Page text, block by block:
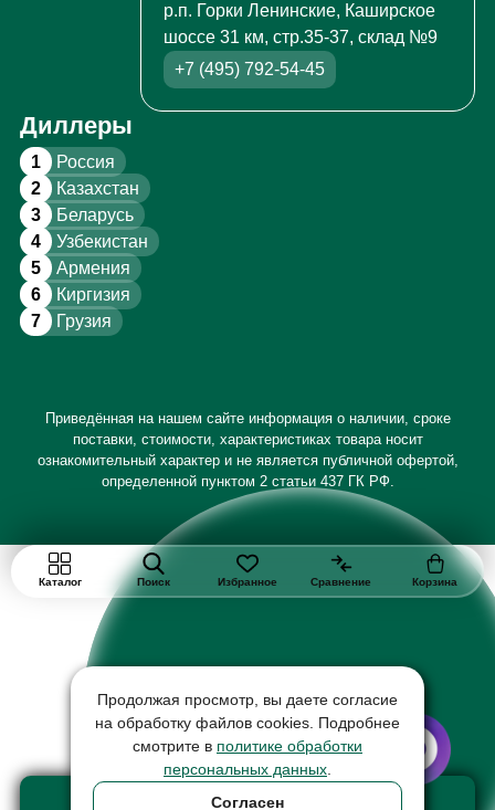
Добавить в корзину
р.п. Горки Ленинские, Каширское
шоссе 31 км, стр.35-37, склад №9
+7 (495) 792-54-45
Диллеры
1 Россия
2 Казахстан
3 Беларусь
4 Узбекистан
5 Армения
6 Киргизия
7 Грузия
Приведённая на нашем сайте информация о наличии, сроке
поставки, стоимости, характеристиках товара носит
ознакомительный характер и не является публичной офертой,
определенной пунктом 2 статьи 437 ГК РФ.
Каталог Поиск Избранное Сравнение Корзина
Продолжая просмотр, вы даете согласие
на обработку файлов cookies. Подробнее
смотрите в политике обработки
персональных данных
Согласен